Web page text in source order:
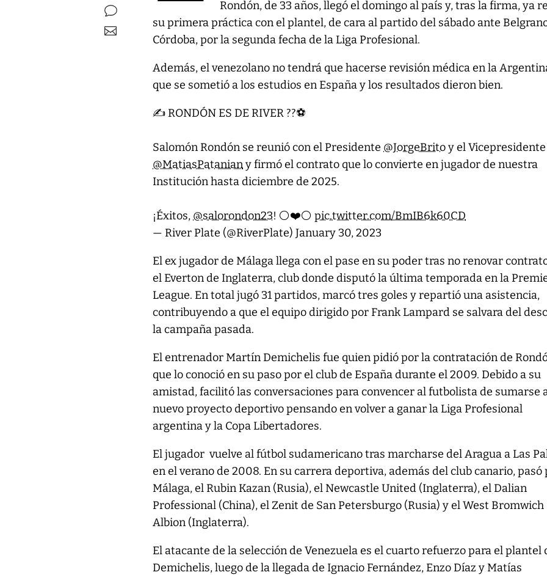
Rondón, de 33 años, llegó el domingo al país y, tras la firma, ya
su primera práctica con el plantel, de cara al partido del sábado ante
Córdoba, por la segunda fecha de la Liga Profesional.
Además, el venezolano no tendrá que hacerse revisión médica en la
que se sometió a los estudios en España y los resultados dieron bien.
✍️ RONDÓN ES DE RIVER ??⚽️
Salomón Rondón se reunió con el Presidente @JorgeBritoy el Vicepresidente
@MatiasPataniany firmó el contrato que lo convierte en jugador de nuestra
Institución hasta diciembre de 2025.
¡Éxitos, @salorondon23! ⚪️❤️⚪️pic.twitter.com/BmIB6k60CD
— River Plate (@RiverPlate)January 30, 2023
El ex jugador de Málaga llega con el pase en su poder tras no renovar
el Everton de Inglaterra, club donde disputó la última temporada en la
League. En total jugó 31 partidos, marcó tres goles y repartió una asistencia,
contribuyendo a que el equipo dirigido por Frank Lampard se salvara del
la campaña pasada.
El entrenador Martín Demichelis fue quien pidió por la contratación de
que lo conoció en su paso por el club de España durante el 2009. Debido a su
amistad, facilitó las conversaciones para convencer al futbolista de sumarse
nuevo proyecto deportivo pensando en volver a ganar la Liga Profesional
argentina y la Copa Libertadores.
El jugador vuelve al fútbol sudamericano tras marcharse del Aragua a Las
en el verano de 2008. En su carrera deportiva, además del club canario, pasó
Málaga, el Rubin Kazan (Rusia), el Newcastle United (Inglaterra), el Dalian
Professional (China), el Zenit de San Petersburgo (Rusia) y el West Bromwich
Albion (Inglaterra).
El atacante de la selección de Venezuela es el cuarto refuerzo para el plantel
Demichelis, luego de la llegada de Ignacio Fernández, Enzo Díaz y Matías